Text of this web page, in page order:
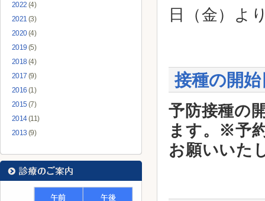
2022 (4)
2021 (3)
2020(4)
2019 (5)
2018(4)
2017 (9)
2016 (1)
2015 (7)
2014(11)
2013 (9)
日（金）よ
接種の開
予防接種の
ます。※予
お願いいた